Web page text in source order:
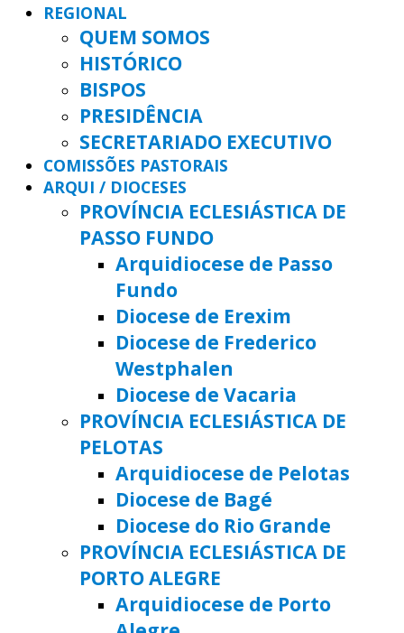
REGIONAL
QUEM SOMOS
HISTÓRICO
BISPOS
PRESIDÊNCIA
SECRETARIADO EXECUTIVO
COMISSÕES PASTORAIS
ARQUI / DIOCESES
PROVÍNCIA ECLESIÁSTICA DE
PASSO FUNDO
Arquidiocese de Passo
Fundo
Diocese de Erexim
Diocese de Frederico
Westphalen
Diocese de Vacaria
PROVÍNCIA ECLESIÁSTICA DE
PELOTAS
Arquidiocese de Pelotas
Diocese de Bagé
Diocese do Rio Grande
PROVÍNCIA ECLESIÁSTICA DE
PORTO ALEGRE
Arquidiocese de Porto